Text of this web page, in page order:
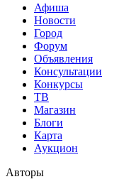
Афиша
Новости
Город
Форум
Объявления
Консультации
Конкурсы
ТВ
Магазин
Блоги
Карта
Аукцион
Авторы